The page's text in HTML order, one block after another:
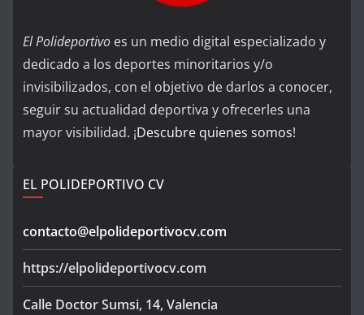
El Polideportivo es un medio digital especializado y
dedicado a los deportes minoritarios y/o
invisibilizados, con el objetivo de darlos a conocer,
seguir su actualidad deportiva y ofrecerles una
mayor visibilidad. ¡Descubre quienes somos!
EL POLIDEPORTIVO CV
contacto@elpolideportivocv.com
https://elpolideportivocv.com
Calle Doctor Sumsi, 14, Valencia